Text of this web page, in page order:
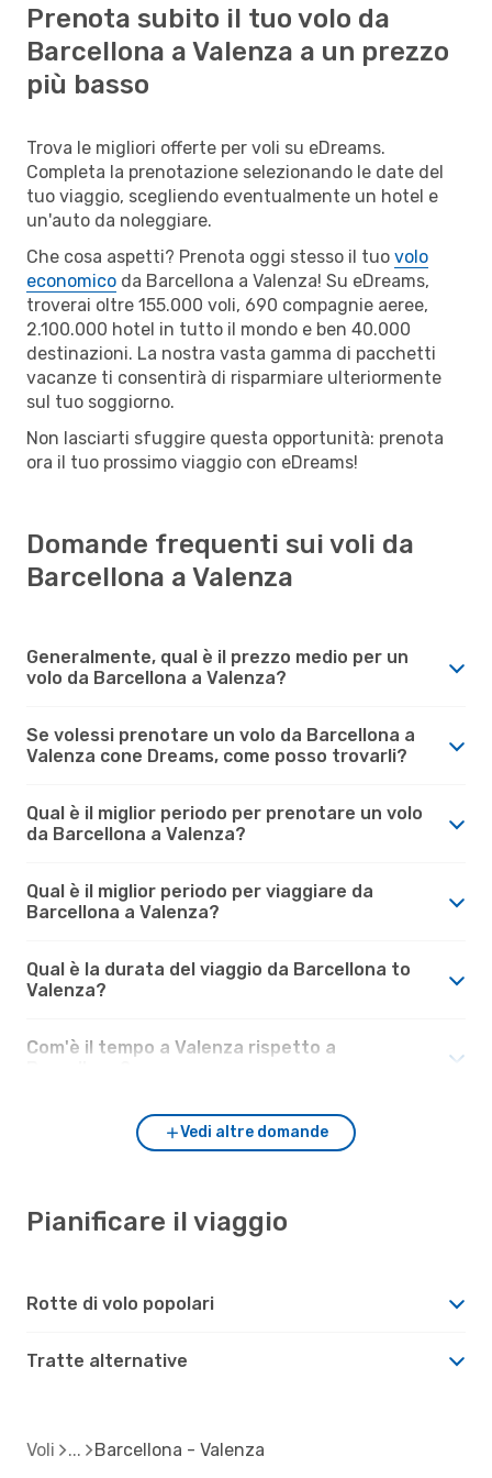
Prenota subito il tuo volo da
Barcellona a Valenza a un prezzo
più basso
Trova le migliori offerte per voli su eDreams.
Completa la prenotazione selezionando le date del
tuo viaggio, scegliendo eventualmente un hotel e
un'auto da noleggiare.
Che cosa aspetti? Prenota oggi stesso il tuo volo
economico da Barcellona a Valenza! Su eDreams,
troverai oltre 155.000 voli, 690 compagnie aeree,
2.100.000 hotel in tutto il mondo e ben 40.000
destinazioni. La nostra vasta gamma di pacchetti
vacanze ti consentirà di risparmiare ulteriormente
sul tuo soggiorno.
Non lasciarti sfuggire questa opportunità: prenota
ora il tuo prossimo viaggio con eDreams!
Domande frequenti sui voli da
Barcellona a Valenza
Generalmente, qual è il prezzo medio per un
volo da Barcellona a Valenza?
Se volessi prenotare un volo da Barcellona a
Valenza cone Dreams, come posso trovarli?
Qual è il miglior periodo per prenotare un volo
da Barcellona a Valenza?
Qual è il miglior periodo per viaggiare da
Barcellona a Valenza?
Qual è la durata del viaggio da Barcellona to
Valenza?
Com'è il tempo a Valenza rispetto a
Vedi altre domande
Pianificare il viaggio
Rotte di volo popolari
Tratte alternative
Voli Barcellona - Valenza